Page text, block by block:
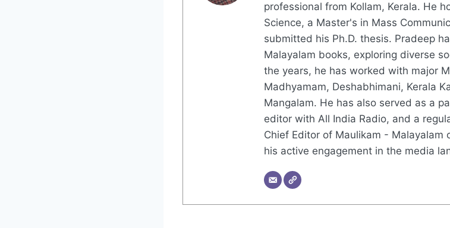
professional from Kollam, Kerala. He
Science, a Master's in Mass
submitted his Ph.D. thesis. Pradeep
Malayalam books, exploring diverse
the years, he has worked with major
Madhyamam, Deshabhimani, Kerala
Mangalam. He has also served as a
editor with All India Radio, and a
Chief Editor of Maulikam - Malayalam
his active engagement in the media